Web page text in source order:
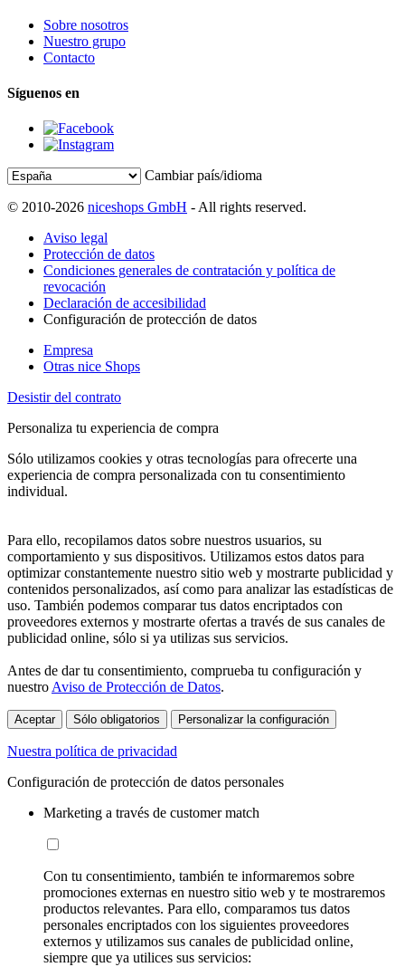
Sobre nosotros
Nuestro grupo
Contacto
Síguenos en
Cambiar país/idioma
© 2010-2026 niceshops GmbH - All rights reserved.
Aviso legal
Protección de datos
Condiciones generales de contratación y política de
revocación
Declaración de accesibilidad
Configuración de protección de datos
Empresa
Otras nice Shops
Desistir del contrato
Personaliza tu experiencia de compra
Sólo utilizamos cookies y otras tecnologías para ofrecerte una
experiencia de compra personalizada con tu consentimiento
individual.
Para ello, recopilamos datos sobre nuestros usuarios, su
comportamiento y sus dispositivos. Utilizamos estos datos para
optimizar constantemente nuestro sitio web y mostrarte publicidad y
contenidos personalizados, así como para analizar las estadísticas de
uso. También podemos comparar tus datos encriptados con
proveedores externos y mostrarte ofertas a través de sus canales de
publicidad online, sólo si ya utilizas sus servicios.
Antes de dar tu consentimiento, comprueba tu configuración y
nuestro Aviso de Protección de Datos.
Aceptar Sólo obligatorios Personalizar la configuración
Nuestra política de privacidad
Configuración de protección de datos personales
Marketing a través de customer match
Con tu consentimiento, también te informaremos sobre
promociones externas en nuestro sitio web y te mostraremos
productos relevantes. Para ello, comparamos tus datos
personales encriptados con los siguientes proveedores
externos y utilizamos sus canales de publicidad online,
siempre que ya utilices sus servicios: